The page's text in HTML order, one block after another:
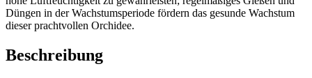
Düngen in der Wachstumsperiode fördern das gesunde Wachstum
dieser prachtvollen Orchidee.
Beschreibung